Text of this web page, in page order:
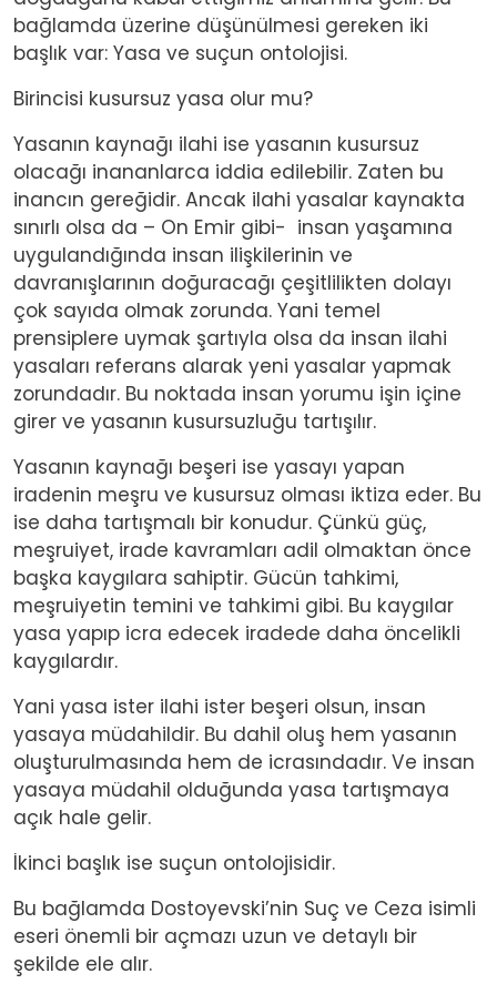
bağlamda üzerine düşünülmesi gereken iki
başlık var: Yasa ve suçun ontolojisi.
Birincisi kusursuz yasa olur mu?
Yasanın kaynağı ilahi ise yasanın kusursuz
olacağı inananlarca iddia edilebilir. Zaten bu
inancın gereğidir. Ancak ilahi yasalar kaynakta
sınırlı olsa da – On Emir gibi- insan yaşamına
uygulandığında insan ilişkilerinin ve
davranışlarının doğuracağı çeşitlilikten dolayı
çok sayıda olmak zorunda. Yani temel
prensiplere uymak şartıyla olsa da insan ilahi
yasaları referans alarak yeni yasalar yapmak
zorundadır. Bu noktada insan yorumu işin içine
girer ve yasanın kusursuzluğu tartışılır.
Yasanın kaynağı beşeri ise yasayı yapan
iradenin meşru ve kusursuz olması iktiza eder. Bu
ise daha tartışmalı bir konudur. Çünkü güç,
meşruiyet, irade kavramları adil olmaktan önce
başka kaygılara sahiptir. Gücün tahkimi,
meşruiyetin temini ve tahkimi gibi. Bu kaygılar
yasa yapıp icra edecek iradede daha öncelikli
kaygılardır.
Yani yasa ister ilahi ister beşeri olsun, insan
yasaya müdahildir. Bu dahil oluş hem yasanın
oluşturulmasında hem de icrasındadır. Ve insan
yasaya müdahil olduğunda yasa tartışmaya
açık hale gelir.
İkinci başlık ise suçun ontolojisidir.
Bu bağlamda Dostoyevski’nin Suç ve Ceza isimli
eseri önemli bir açmazı uzun ve detaylı bir
şekilde ele alır.